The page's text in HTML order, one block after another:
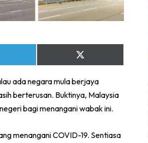
Share
on
(Twitter)
ada negara mula berjaya
berterusan. Buktinya, Malaysia
bagi menangani wabak ini.
menangani COVID-19. Sentiasa